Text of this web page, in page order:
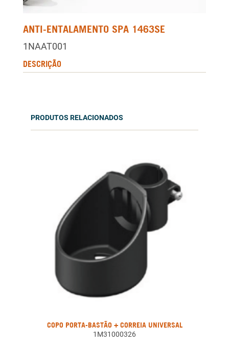
ANTI-ENTALAMENTO SPA 1463SE
1NAAT001
DESCRIÇÃO
PRODUTOS RELACIONADOS
COPO PORTA-BASTÃO + CORREIA UNIVERSAL
1M31000326